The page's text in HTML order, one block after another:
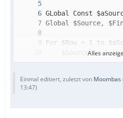
Alles
Einmal editiert, zuletzt von Moombas
13:47)